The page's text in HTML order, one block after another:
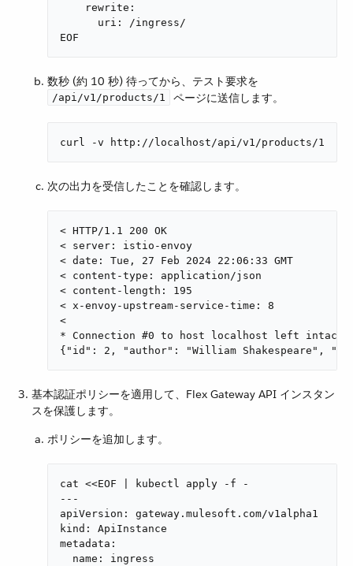
    rewrite:
      uri: /ingress/
EOF
数秒 (約 10 秒) 待ってから、テスト要求を ​
/api/v1/products/1 ​ ページに送信します。
curl -v http://localhost/api/v1/products/1
次の出力を受信したことを確認します。
< HTTP/1.1 200 OK
< server: istio-envoy
< date: Tue, 27 Feb 2024 22:06:33 GMT
< content-type: application/json
< content-length: 195
< x-envoy-upstream-service-time: 8
<
* Connection #0 to host localhost left intact
{"id": 2, "author": "William Shakespeare",
基本認証ポリシーを適用して、Flex Gateway API インスタン
スを保護します。
ポリシーを追加します。
cat <<EOF | kubectl apply -f -
---
apiVersion: gateway.mulesoft.com/v1alpha1
kind: ApiInstance
metadata:
  name: ingress